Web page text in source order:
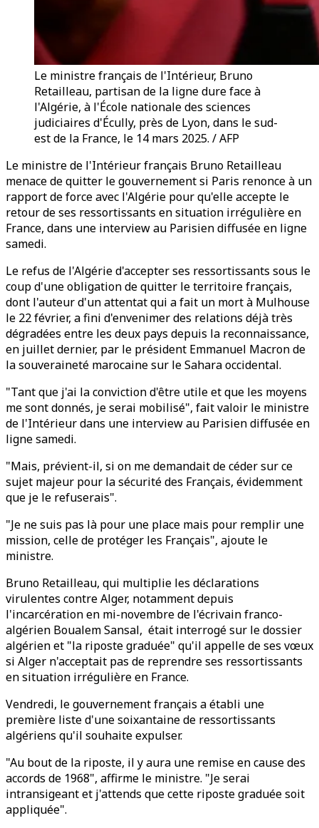
Le ministre français de l'Intérieur, Bruno
Retailleau, partisan de la ligne dure face à
l'Algérie, à l'École nationale des sciences
judiciaires d'Écully, près de Lyon, dans le sud-
est de la France, le 14 mars 2025. / AFP
Le ministre de l'Intérieur français Bruno Retailleau
menace de quitter le gouvernement si Paris renonce à un
rapport de force avec l'Algérie pour qu'elle accepte le
retour de ses ressortissants en situation irrégulière en
France, dans une interview au Parisien diffusée en ligne
samedi.
Le refus de l'Algérie d'accepter ses ressortissants sous le
coup d'une obligation de quitter le territoire français,
dont l'auteur d'un attentat qui a fait un mort à Mulhouse
le 22 février, a fini d'envenimer des relations déjà très
dégradées entre les deux pays depuis la reconnaissance,
en juillet dernier, par le président Emmanuel Macron de
la souveraineté marocaine sur le Sahara occidental.
"Tant que j'ai la conviction d'être utile et que les moyens
me sont donnés, je serai mobilisé", fait valoir le ministre
de l'Intérieur dans une interview au Parisien diffusée en
ligne samedi.
"Mais, prévient-il, si on me demandait de céder sur ce
sujet majeur pour la sécurité des Français, évidemment
que je le refuserais".
"Je ne suis pas là pour une place mais pour remplir une
mission, celle de protéger les Français", ajoute le
ministre.
Bruno Retailleau, qui multiplie les déclarations
virulentes contre Alger, notamment depuis
l'incarcération en mi-novembre de l'écrivain franco-
algérien Boualem Sansal, était interrogé sur le dossier
algérien et "la riposte graduée" qu'il appelle de ses vœux
si Alger n'acceptait pas de reprendre ses ressortissants
en situation irrégulière en France.
Vendredi, le gouvernement français a établi une
première liste d'une soixantaine de ressortissants
algériens qu'il souhaite expulser.
"Au bout de la riposte, il y aura une remise en cause des
accords de 1968", affirme le ministre. "Je serai
intransigeant et j'attends que cette riposte graduée soit
appliquée".